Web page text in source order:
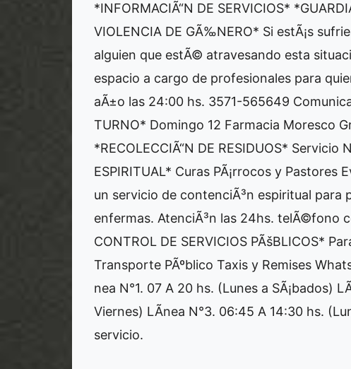
*INFORMACIÃ“N DE SERVICIOS*
VIOLENCIA DE GÃ‰NERO* Si estÃ¡s
alguien que estÃ© atravesando esta
espacio a cargo de profesionales para
aÃ±o las 24:00 hs. 3571-565649
TURNO* Domingo 12 Farmacia Moresco
*RECOLECCIÃ“N DE RESIDUOS* Servicio
ESPIRITUAL* Curas PÃ¡rrocos y
un servicio de contenciÃ³n espiritual para
enfermas. AtenciÃ³n las 24hs. telÃ©fono
CONTROL DE SERVICIOS PÃšBLICOS*
Transporte PÃºblico Taxis y Remises
nea N°1. 07 A 20 hs. (Lunes a SÃ¡bados)
Viernes) LÃ­nea N°3. 06:45 A 14:30 hs.
servicio.